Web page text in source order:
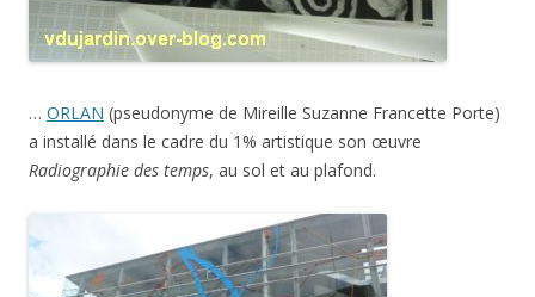
… ORLAN (pseudonyme de Mireille Suzanne Francette Porte)
a installé dans le cadre du 1% artistique son œuvre
Radiographie des temps, au sol et au plafond.